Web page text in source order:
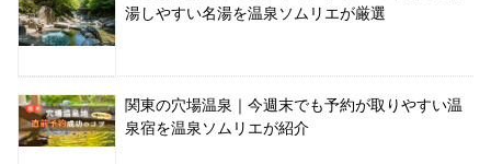
湯しやすい名湯を温泉ソムリエが厳選
関東の穴場温泉｜今週末でも予約が取りやすい温
泉宿を温泉ソムリエが紹介